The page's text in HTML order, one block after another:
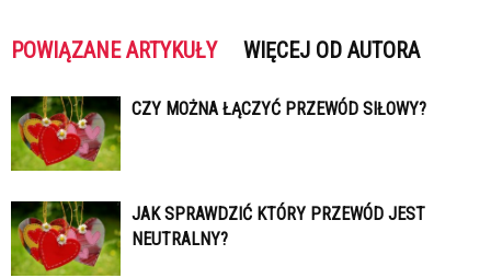
POWIĄZANE ARTYKUŁY WIĘCEJ OD AUTORA
CZY MOŻNA ŁĄCZYĆ PRZEWÓD SIŁOWY?
JAK SPRAWDZIĆ KTÓRY PRZEWÓD JEST
NEUTRALNY?